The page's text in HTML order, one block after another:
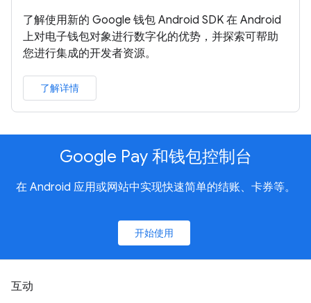
了解使用新的 Google 钱包 Android SDK 在 Android
上对电子钱包对象进行数字化的优势，并探索可帮助
您进行集成的开发者资源。
了解详情
Google Pay 和钱包控制台
在 Android 应用或网站中实现快速简单的结账、卡券等。
开始使用
互动